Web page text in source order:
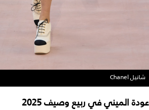
شانيل Chanel
عودة الميني في ربيع وصيف 2025